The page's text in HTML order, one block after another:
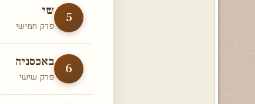
5 שי
פרק חמישי
6 באכסניה
פרק שישי